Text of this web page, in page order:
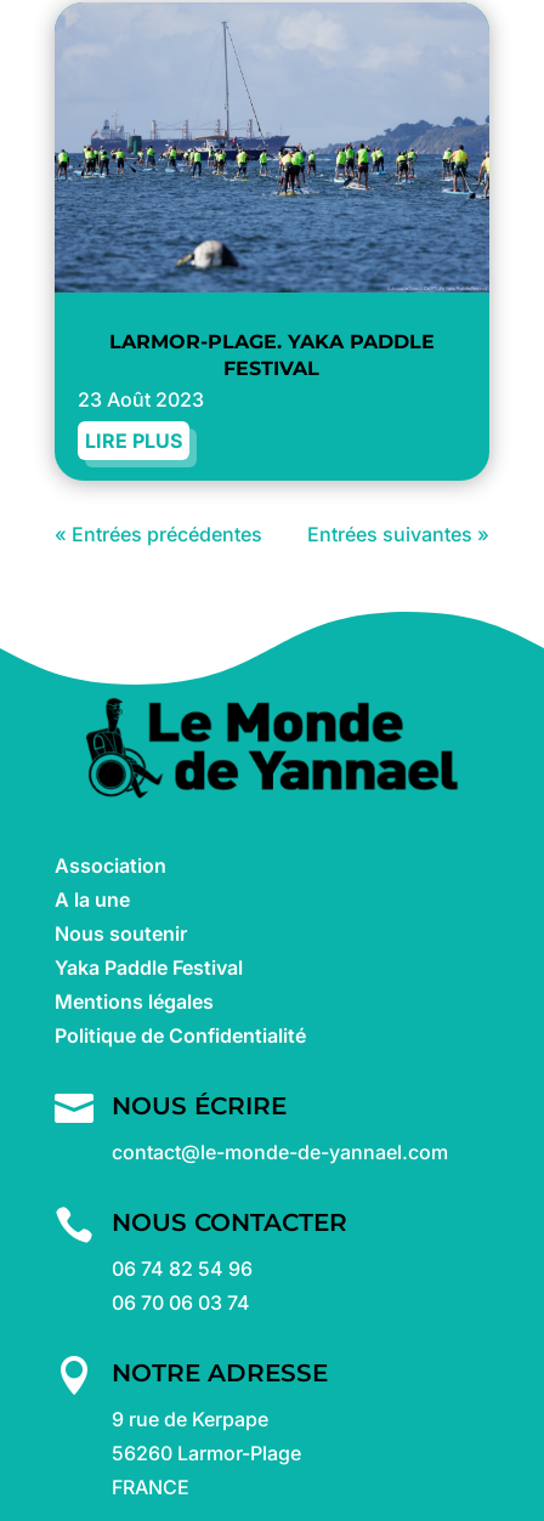
LARMOR-PLAGE. YAKA PADDLE
FESTIVAL
23 Août 2023
LIRE PLUS
« Entrées précédentes Entrées suivantes »
Association
A la une
Nous soutenir
Yaka Paddle Festival
Mentions légales
Politique de Confidentialité
 NOUS ÉCRIRE
contact@le-monde-de-yannael.com
 NOUS CONTACTER
06 74 82 54 96
06 70 06 03 74
 NOTRE ADRESSE
9 rue de Kerpape
56260 Larmor-Plage
FRANCE